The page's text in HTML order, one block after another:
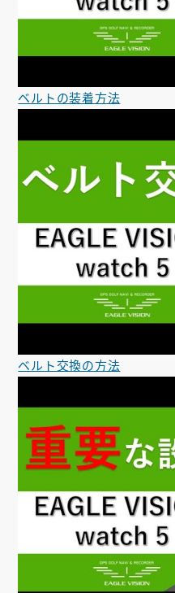
ベルトの装着方法
ベルト交換の方法